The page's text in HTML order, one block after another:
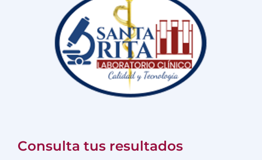
Consulta tus resultados